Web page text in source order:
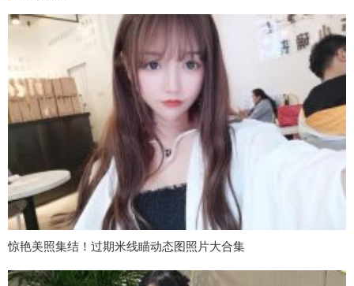
惊艳美照集结！过期米线瞄动态图照片大合集